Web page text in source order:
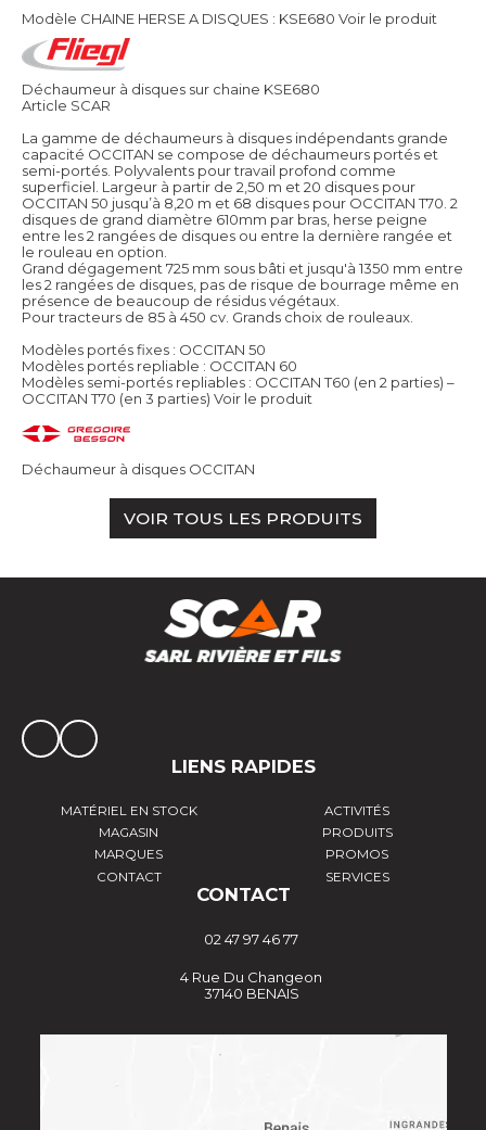
Modèle CHAINE HERSE A DISQUES : KSE680 Voir le produit
Déchaumeur à disques sur chaine KSE680
Article SCAR
La gamme de déchaumeurs à disques indépendants grande
capacité OCCITAN se compose de déchaumeurs portés et
semi-portés. Polyvalents pour travail profond comme
superficiel. Largeur à partir de 2,50 m et 20 disques pour
OCCITAN 50 jusqu’à 8,20 m et 68 disques pour OCCITAN T70. 2
disques de grand diamètre 610mm par bras, herse peigne
entre les 2 rangées de disques ou entre la dernière rangée et
le rouleau en option.
Grand dégagement 725 mm sous bâti et jusqu'à 1350 mm entre
les 2 rangées de disques, pas de risque de bourrage même en
présence de beaucoup de résidus végétaux.
Pour tracteurs de 85 à 450 cv. Grands choix de rouleaux.
Modèles portés fixes : OCCITAN 50
Modèles portés repliable : OCCITAN 60
Modèles semi-portés repliables : OCCITAN T60 (en 2 parties) –
OCCITAN T70 (en 3 parties) Voir le produit
Déchaumeur à disques OCCITAN
VOIR TOUS LES PRODUITS
LIENS RAPIDES
MATÉRIEL EN STOCK
ACTIVITÉS
MAGASIN
PRODUITS
MARQUES
PROMOS
CONTACT
SERVICES
CONTACT
02 47 97 46 77
4 Rue Du Changeon
37140 BENAIS